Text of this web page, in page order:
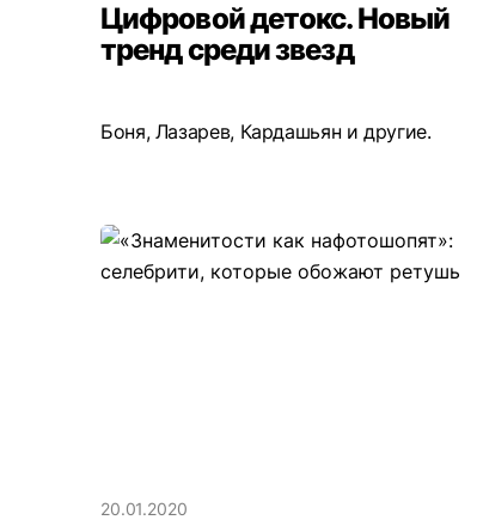
Цифровой детокс. Новый
тренд среди звезд
Боня, Лазарев, Кардашьян и другие.
20.01.2020